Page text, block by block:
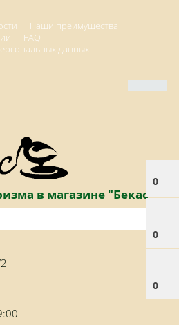
Наши преимущества
FAQ
данных
0
0
0
в магазине "Бекас"